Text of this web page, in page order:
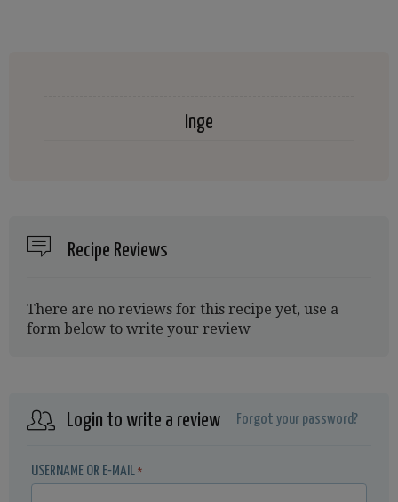
Inge
Recipe Reviews
There are no reviews for this recipe yet, use a
form below to write your review
Login to write a review Forgot your password?
USERNAME OR E-MAIL *